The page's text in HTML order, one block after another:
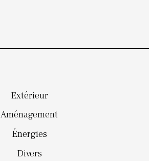
Extérieur
Aménagement
Énergies
Divers